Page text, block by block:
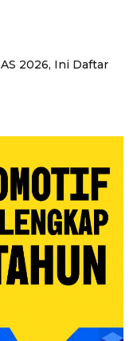
2026, Ini Daftar